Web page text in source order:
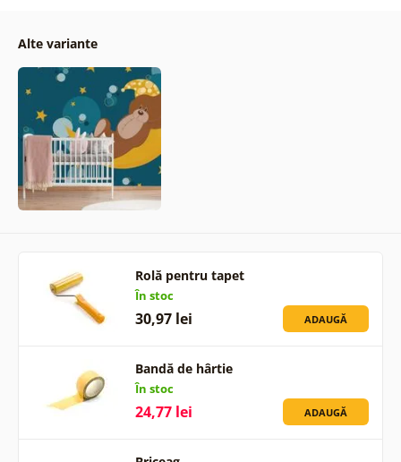
Alte variante
Rolă pentru tapet
În stoc
30,97 lei ADAUGĂ
Bandă de hârtie
În stoc
24,77 lei ADAUGĂ